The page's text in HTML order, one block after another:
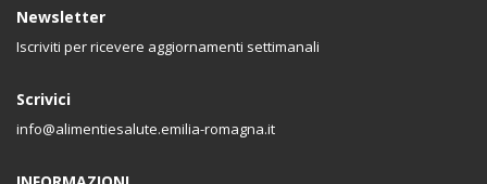
Newsletter
Iscriviti per ricevere aggiornamenti settimanali
Scrivici
info@alimentiesalute.emilia-romagna.it